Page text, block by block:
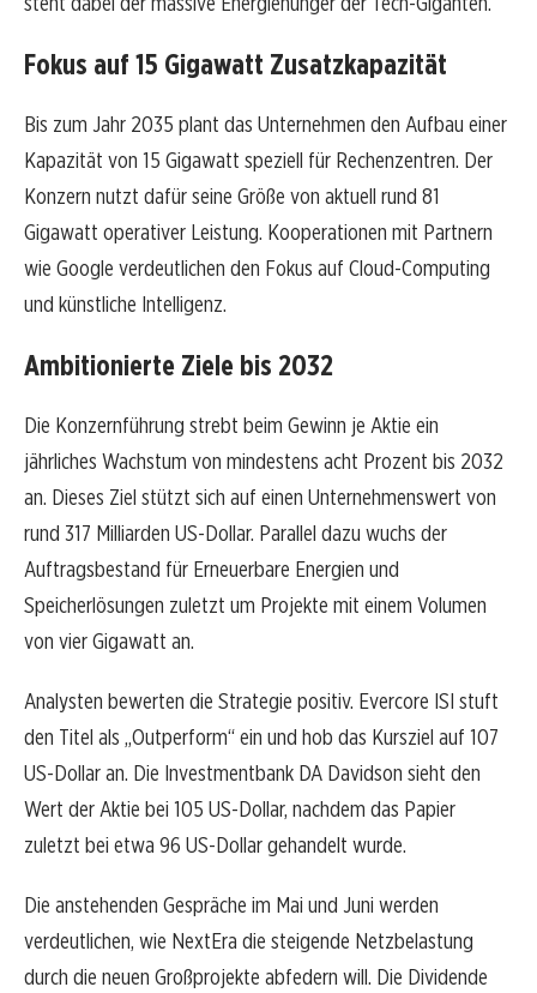
Fokus auf 15 Gigawatt Zusatzkapazität
Bis zum Jahr 2035 plant das Unternehmen den Aufbau einer
Kapazität von 15 Gigawatt speziell für Rechenzentren. Der
Konzern nutzt dafür seine Größe von aktuell rund 81
Gigawatt operativer Leistung. Kooperationen mit Partnern
wie Google verdeutlichen den Fokus auf Cloud-Computing
und künstliche Intelligenz.
Ambitionierte Ziele bis 2032
Die Konzernführung strebt beim Gewinn je Aktie ein
jährliches Wachstum von mindestens acht Prozent bis 2032
an. Dieses Ziel stützt sich auf einen Unternehmenswert von
rund 317 Milliarden US-Dollar. Parallel dazu wuchs der
Auftragsbestand für Erneuerbare Energien und
Speicherlösungen zuletzt um Projekte mit einem Volumen
von vier Gigawatt an.
Analysten bewerten die Strategie positiv. Evercore ISI stuft
den Titel als „Outperform“ ein und hob das Kursziel auf 107
US-Dollar an. Die Investmentbank DA Davidson sieht den
Wert der Aktie bei 105 US-Dollar, nachdem das Papier
zuletzt bei etwa 96 US-Dollar gehandelt wurde.
Die anstehenden Gespräche im Mai und Juni werden
verdeutlichen, wie NextEra die steigende Netzbelastung
durch die neuen Großprojekte abfedern will. Die Dividende